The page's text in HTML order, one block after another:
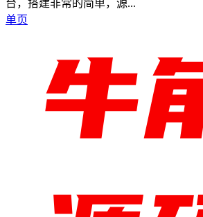
台，搭建非常的简单，源...
单页